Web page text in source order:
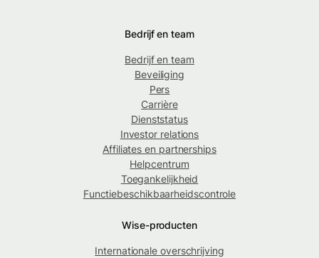
Bedrijf en team
Bedrijf en team
Beveiliging
Pers
Carrière
Dienststatus
Investor relations
Affiliates en partnerships
Helpcentrum
Toegankelijkheid
Functiebeschikbaarheidscontrole
Wise-producten
Internationale overschrijving